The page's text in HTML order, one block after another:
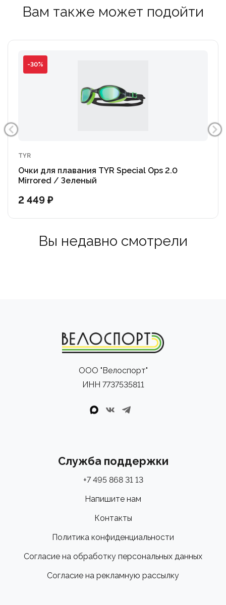
Вам также может подойти
-30%
TYR
Очки для плавания TYR Special Ops 2.0
Mirrored / Зеленый
2 449 ₽
Вы недавно смотрели
ООО "Велоспорт"
ИНН 7737535811
Служба поддержки
+7 495 868 31 13
Напишите нам
Контакты
Политика конфиденциальности
Согласие на обработку персональных данных
Согласие на рекламную рассылку